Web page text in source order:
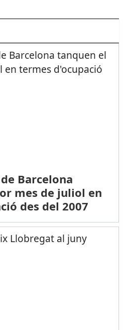
Barcelona
mes de juliol en
des del 2007